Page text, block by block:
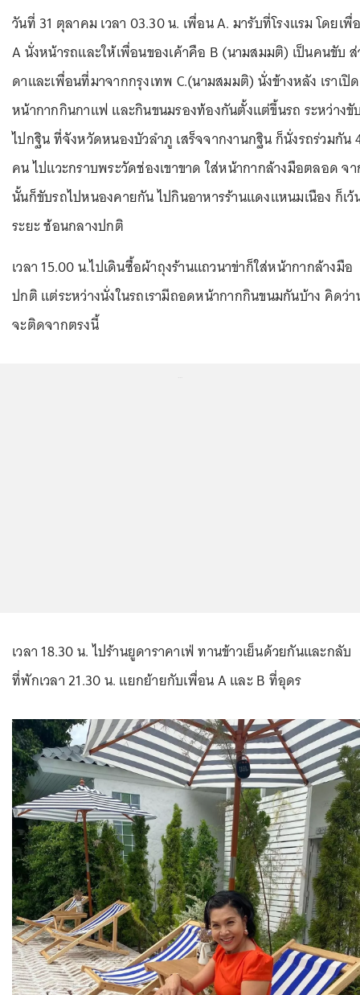
วันที่ 31 ตุลาคม เวลา 03.30 น. เพื่อน A. มารับที่โรงแรม โดยเพื่
A นั่งหน้ารถและให้เพื่อนของเค้าคือ B (นามสมมติ) เป็นคนขับ
ดาและเพื่อนที่มาจากกรุงเทพ C.(นามสมมติ) นั่งข้างหลัง เราเปิด
หน้ากากกินกาแฟ และกินขนมรองท้องกันตั้งแต่ขึ้นรถ ระหว่างขั
ไปกฐิน ที่จังหวัดหนองบัวลำภู เสร็จจากงานกฐิน ก็นั่งรถร่วมกัน
คน ไปแวะกราบพระวัดช่องเขาขาด ใส่หน้ากากล้างมือตลอด จ
นั้นก็ขับรถไปหนองคายกัน ไปกินอาหารร้านแดงแหนมเนือง ก็เว้
ระยะ ช้อนกลางปกติ
เวลา 15.00 น.ไปเดินซื้อผ้าถุงร้านแถวนาข่าก็ใส่หน้ากากล้างมือ
ปกติ แต่ระหว่างนั่งในรถเรามีถอดหน้ากากกินขนมกันบ้าง คิดว่า
จะติดจากตรงนี้
เวลา 18.30 น. ไปร้านยูดาราคาเฟ่ ทานข้าวเย็นด้วยกันและกลับ
ที่พักเวลา 21.30 น. แยกย้ายกับเพื่อน A และ B ที่อุดร